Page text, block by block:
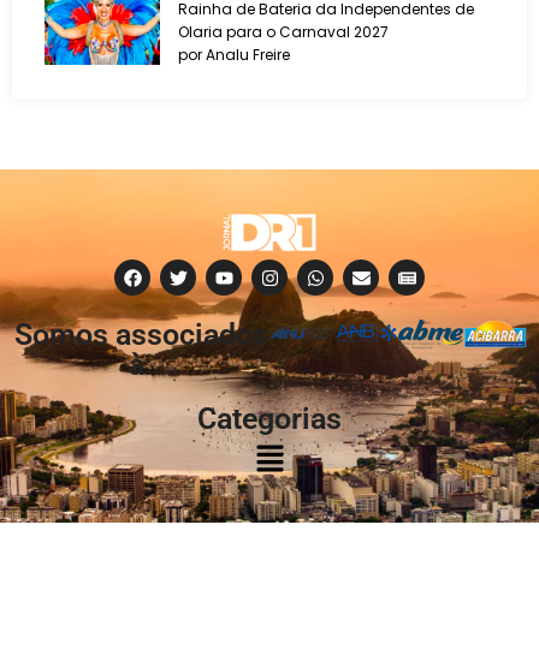
Rainha de Bateria da Independentes de
Olaria para o Carnaval 2027
por Analu Freire
Somos associados
à:
Categorias